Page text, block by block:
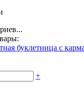
буклетница с
+